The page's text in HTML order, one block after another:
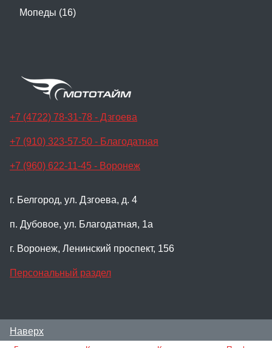
Мопеды (16)
+7 (4722) 78-31-78 - Дзгоева
+7 (910) 323-57-50 - Благодатная
+7 (960) 622-11-45 - Воронеж
г. Белгород, ул. Дзгоева, д. 4
п. Дубовое, ул. Благодатная, 1а
г. Воронеж, Ленинский проспект, 156
Персональный раздел
Наверх
© Мотосалон Мото-Тайм, 2024